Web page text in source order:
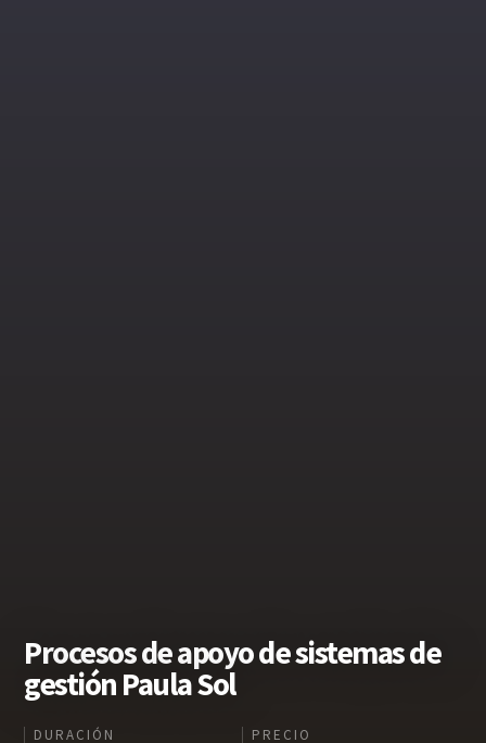
Procesos de apoyo de sistemas de
gestión Paula Sol
DURACIÓN PRECIO